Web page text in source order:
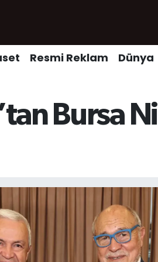
Resmi Reklam Dünya
Bursa